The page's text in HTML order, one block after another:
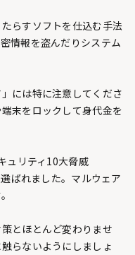
らすソフトを仕込む手法
情報を盗んだりシステム
には特に注意してくださ
末をロックして身代金を
ュリティ10大脅威
ばれました。マルウェア
とほとんど変わりませ
らないようにしましょ